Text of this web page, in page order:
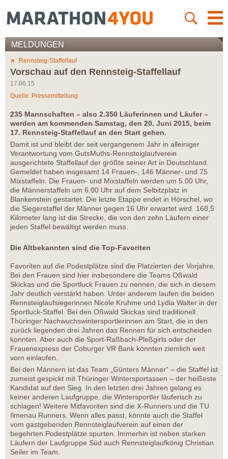
MELDUNGEN
Rennsteig-Staffellauf
Vorschau auf den Rennsteig-Staffellauf
17.06.15
Quelle: Pressemitteilung
235 Mannschaften – also 2.350 Läuferinnen und Läufer –
werden am kommenden Samstag, den 20. Juni 2015, beim
17. Rennsteig-Staffellauf an den Start gehen.
Damit ist und bleibt der seit vergangenem Jahr in alleiniger
Verantwortung vom GutsMuths-Rennsteiglaufverein
ausgerichtete Staffellauf der größte seiner Art in Deutschland.
Gemeldet haben insgesamt 14 Frauen-, 146 Männer- und 75
Mixstaffeln. Die Frauen- und Mixstaffeln werden um 5.00 Uhr,
die Männerstaffeln um 6.00 Uhr auf dem Selbitzplatz in
Blankenstein gestartet. Die letzte Etappe endet in Hörschel, wo
die Siegerstaffel der Männer gegen 16 Uhr erwartet wird. 168,5
Kilometer lang ist die Strecke, die von den zehn Läufern einer
jeden Staffel bewältigt werden muss.
Die Altbekannten sind die Top-Favoriten
Favoriten auf die Podestplätze sind die Platzierten der Vorjahre.
Bei den Frauen sind hier insbesondere die Teams Oßwald
Skickas und die Sportluck Frauen zu nennen, die sich in diesem
Jahr deutlich verstärkt haben. Unter anderem laufen die beiden
Rennsteiglaufsiegerinnen Nicole Kruhme und Lydia Walter in der
Sportluck-Staffel. Bei den Oßwald Skickas sind traditionell
Thüringer Nachwuchswintersportlerinnen am Start, die in den
zurück liegenden drei Jahren das Rennen für sich entscheiden
konnten. Aber auch die Sport-Raßbach-Pleßgirls oder der
Frauenexpress der Coburger VR Bank könnten ziemlich weit
vorn einlaufen.
Bei den Männern ist das Team „Günters Männer“ – die Staffel ist
zumeist gespickt mit Thüringer Wintersportassen – der heißeste
Kandidat auf den Sieg. In den letzten drei Jahren gelang es
keiner anderen Laufgruppe, die Wintersportler läuferisch zu
schlagen! Weitere Mitfavoriten sind die X-Runners und die TU
Ilmenau Runners. Wenn alles passt, könnte auch die Staffel
vom gastgebenden Rennsteiglaufverein auf einen der
begehrten Podestplätze spurten. Immerhin ist neben starken
Läufern der Laufgruppe Süd auch Rennsteiglaufkönig Christian
Seiler im Team.